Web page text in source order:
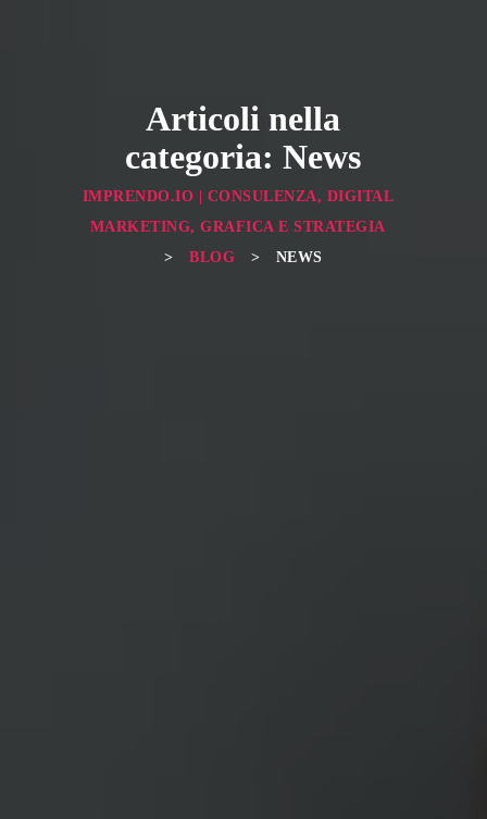
Articoli nella
categoria: News
IMPRENDO.IO | CONSULENZA, DIGITAL
MARKETING, GRAFICA E STRATEGIA
>
BLOG > NEWS